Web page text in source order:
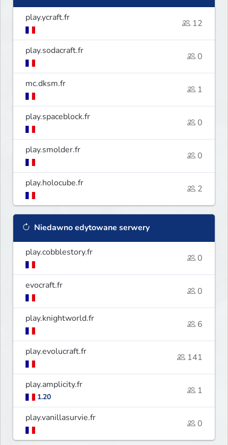
play.ycraft.fr
12
play.sodacraft.fr
0
mc.dksm.fr
1
play.spaceblock.fr
0
play.smolder.fr
0
play.holocube.fr
2
Niedawno edytowane serwery
play.cobblestory.fr
0
evocraft.fr
0
play.knightworld.fr
6
play.evolucraft.fr
141
play.amplicity.fr
1.20
1
play.vanillasurvie.fr
0